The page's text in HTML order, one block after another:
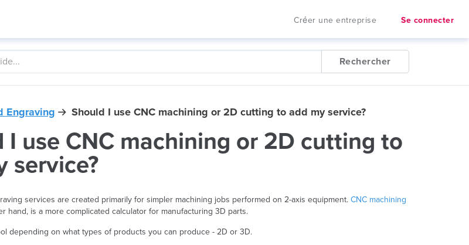
Créer une entreprise Se connecter
Rechercher
Engraving Should I use CNC machining or 2D cutting to add my service?
I use CNC machining or 2D cutting to
service?
services are created primarily for simpler machining jobs performed on 2-axis equipment. CNC machining
hand, is a more complicated calculator for manufacturing 3D parts.
depending on what types of products you can produce - 2D or 3D.